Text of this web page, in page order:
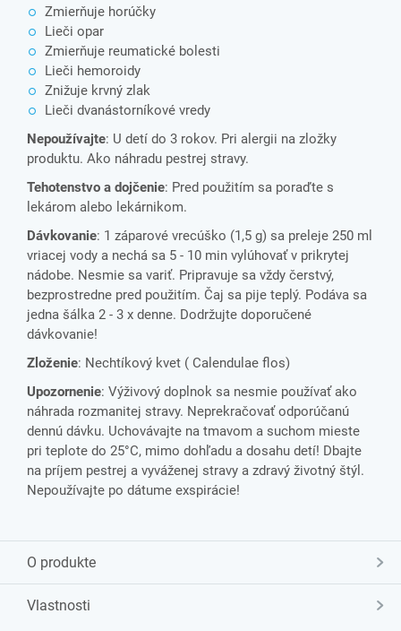
Zmierňuje horúčky
Lieči opar
Zmierňuje reumatické bolesti
Lieči hemoroidy
Znižuje krvný zlak
Lieči dvanástorníkové vredy
Nepoužívajte: U detí do 3 rokov. Pri alergii na zložky
produktu. Ako náhradu pestrej stravy.
Tehotenstvo a dojčenie: Pred použitím sa poraďte s
lekárom alebo lekárnikom.
Dávkovanie: 1 záparové vrecúško (1,5 g) sa preleje 250 ml
vriacej vody a nechá sa 5 - 10 min vylúhovať v prikrytej
nádobe. Nesmie sa variť. Pripravuje sa vždy čerstvý,
bezprostredne pred použitím. Čaj sa pije teplý. Podáva sa
jedna šálka 2 - 3 x denne. Dodržujte doporučené
dávkovanie!
Zloženie: Nechtíkový kvet ( Calendulae flos)
Upozornenie: Výživový doplnok sa nesmie používať ako
náhrada rozmanitej stravy. Neprekračovať odporúčanú
dennú dávku. Uchovávajte na tmavom a suchom mieste
pri teplote do 25°C, mimo dohľadu a dosahu detí! Dbajte
na príjem pestrej a vyváženej stravy a zdravý životný štýl.
Nepoužívajte po dátume exspirácie!
O produkte
Vlastnosti